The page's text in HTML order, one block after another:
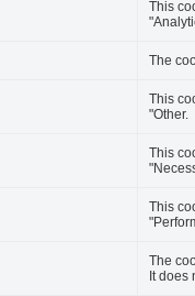
This
The
This
"Other.
This
This
The
It does